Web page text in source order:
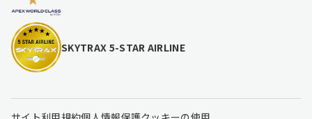
SKYTRAX 5-STAR AIRLINE